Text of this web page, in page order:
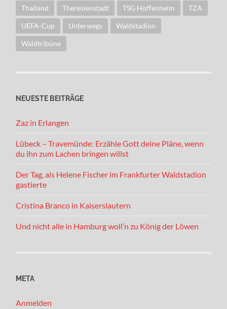
Thailand Theresienstadt TSG Hoffenheim TZA
UEFA-Cup Unterwegs Waldstadion
Waldtribüne
NEUESTE BEITRÄGE
Zaz in Erlangen
Lübeck – Travemünde: Erzähle Gott deine Pläne, wenn
du ihn zum Lachen bringen willst
Der Tag, als Helene Fischer im Frankfurter Waldstadion
gastierte
Cristina Branco in Kaiserslautern
Und nicht alle in Hamburg woll’n zu König der Löwen
META
Anmelden